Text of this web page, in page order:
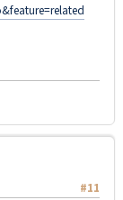
#11